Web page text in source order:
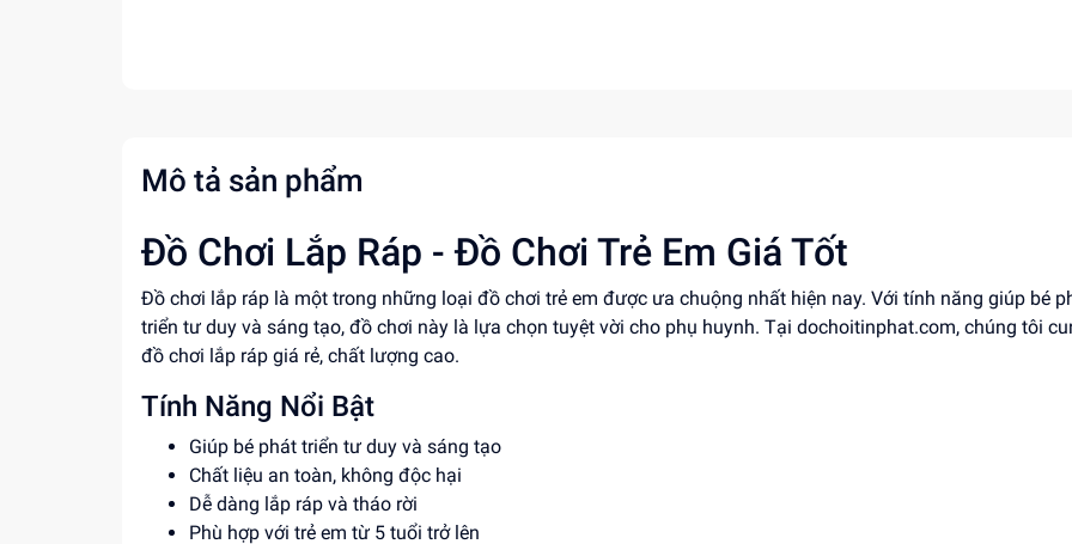
Mô tả sản phẩm
Đồ Chơi Lắp Ráp - Đồ Chơi Trẻ Em Giá Tốt
Đồ chơi lắp ráp là một trong những loại đồ chơi trẻ em được ưa chuộng nhất hiện nay. Với tính năng giúp bé
triển tư duy và sáng tạo, đồ chơi này là lựa chọn tuyệt vời cho phụ huynh. Tại dochoitinphat.com, chúng tôi
đồ chơi lắp ráp giá rẻ, chất lượng cao.
Tính Năng Nổi Bật
Giúp bé phát triển tư duy và sáng tạo
Chất liệu an toàn, không độc hại
Dễ dàng lắp ráp và tháo rời
Phù hợp với trẻ em từ 5 tuổi trở lên